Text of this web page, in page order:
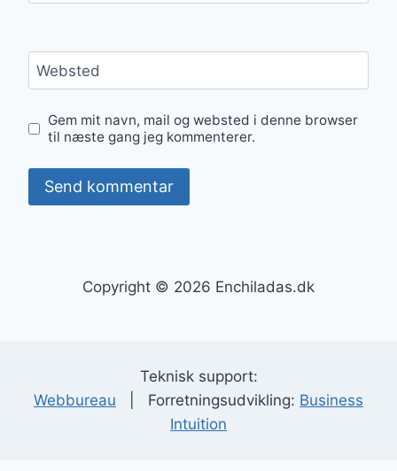
Websted
Gem mit navn, mail og websted i denne browser
til næste gang jeg kommenterer.
Copyright © 2026 Enchiladas.dk
Teknisk support:
Webbureau | Forretningsudvikling: Business
Intuition